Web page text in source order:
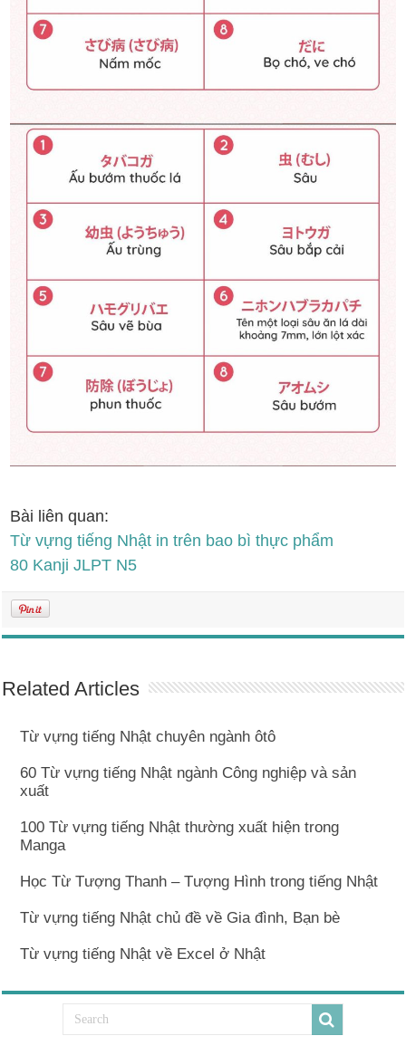
Bài liên quan:
Từ vựng tiếng Nhật in trên bao bì thực phẩm
80 Kanji JLPT N5
Related Articles
Từ vựng tiếng Nhật chuyên ngành ôtô
60 Từ vựng tiếng Nhật ngành Công nghiệp và sản
xuất
100 Từ vựng tiếng Nhật thường xuất hiện trong
Manga
Học Từ Tượng Thanh – Tượng Hình trong tiếng Nhật
Từ vựng tiếng Nhật chủ đề về Gia đình, Bạn bè
Từ vựng tiếng Nhật về Excel ở Nhật